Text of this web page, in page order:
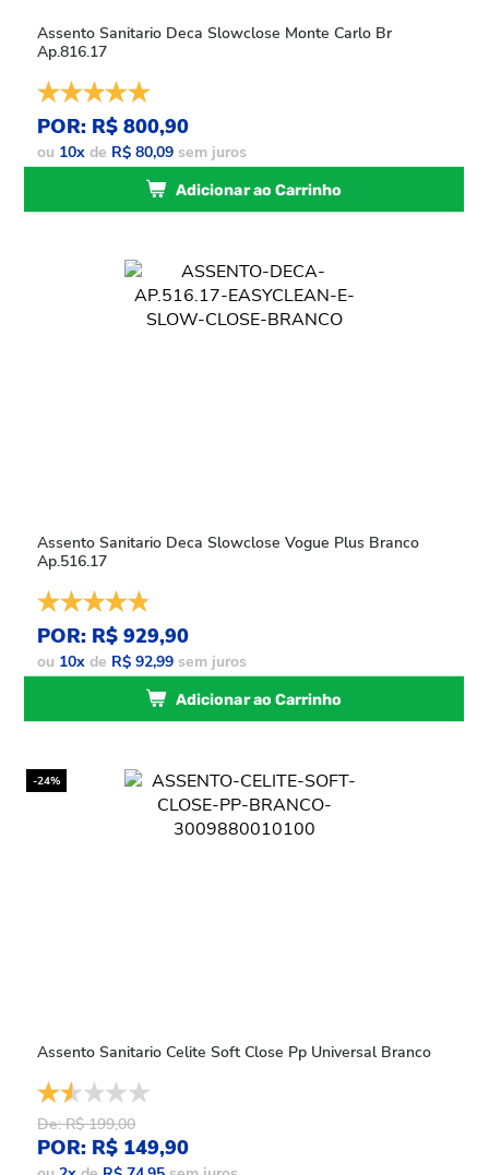
Assento Sanitario Deca Slowclose Monte Carlo Br
Ap.816.17
POR: R$ 800,90
ou 10x de R$ 80,09 sem juros
Adicionar ao Carrinho
Assento Sanitario Deca Slowclose Vogue Plus Branco
Ap.516.17
POR: R$ 929,90
ou 10x de R$ 92,99 sem juros
Adicionar ao Carrinho
-24%
Assento Sanitario Celite Soft Close Pp Universal Branco
De: R$ 199,00
POR: R$ 149,90